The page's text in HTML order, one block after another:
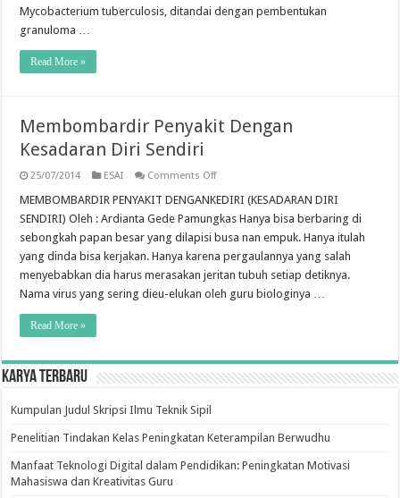
Short
Mycobacterium tuberculosis, ditandai dengan pembentukan
granuloma …
Read More »
Membombardir Penyakit Dengan
Kesadaran Diri Sendiri
25/07/2014 ESAI Comments Offon
Penyakit
Dengan
Kesadaran
Diri
Sendiri
MEMBOMBARDIR PENYAKIT DENGANKEDIRI (KESADARAN DIRI
SENDIRI) Oleh : Ardianta Gede Pamungkas Hanya bisa berbaring di
sebongkah papan besar yang dilapisi busa nan empuk. Hanya itulah
yang dinda bisa kerjakan. Hanya karena pergaulannya yang salah
menyebabkan dia harus merasakan jeritan tubuh setiap detiknya.
Nama virus yang sering dieu-elukan oleh guru biologinya …
Read More »
Karya Terbaru
Kumpulan Judul Skripsi Ilmu Teknik Sipil
Penelitian Tindakan Kelas Peningkatan Keterampilan Berwudhu
Manfaat Teknologi Digital dalam Pendidikan: Peningkatan Motivasi
Mahasiswa dan Kreativitas Guru